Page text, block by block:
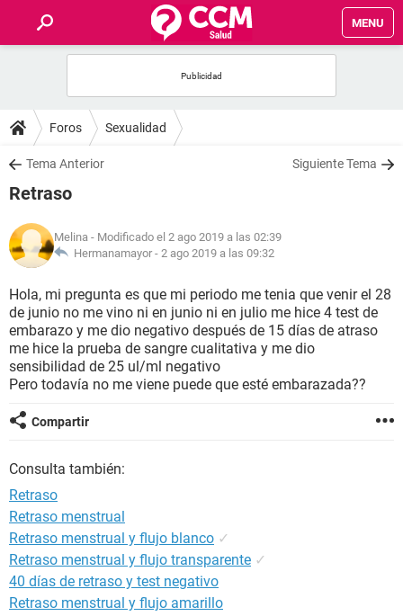
MENU
FOROS
SALUD
NUTRICIÓN
BIENESTAR
SEXUALIDAD
GLOSARIO
Foros Sexualidad
Tema Anterior Siguiente Tema
Retraso
Melina - Modificado el 2 ago 2019 a las 02:39
Hermanamayor - 2 ago 2019 a las 09:32
Hola, mi pregunta es que mi periodo me tenia que venir el 28
de junio no me vino ni en junio ni en julio me hice 4 test de
embarazo y me dio negativo después de 15 días de atraso
me hice la prueba de sangre cualitativa y me dio
sensibilidad de 25 ul/ml negativo
Pero todavía no me viene puede que esté embarazada??
Compartir
Consulta también:
Retraso
Retraso menstrual
Retraso menstrual y flujo blanco ✓
Retraso menstrual y flujo transparente ✓
40 días de retraso y test negativo
Retraso menstrual y flujo amarillo